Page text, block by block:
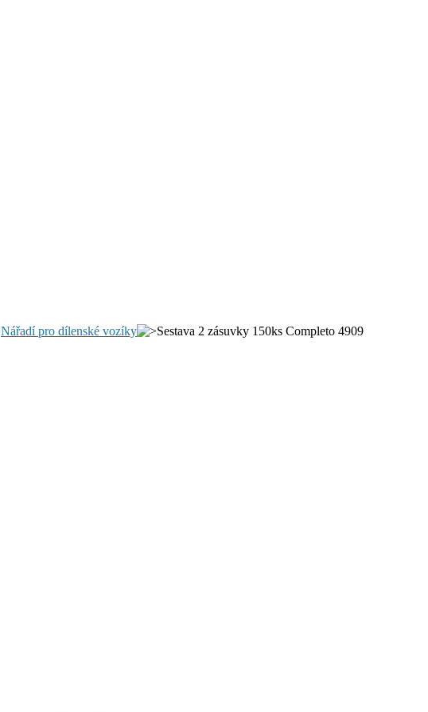
Nářadí pro dílenské vozíky
Sestava 2 zásuvky 150ks Completo 4909